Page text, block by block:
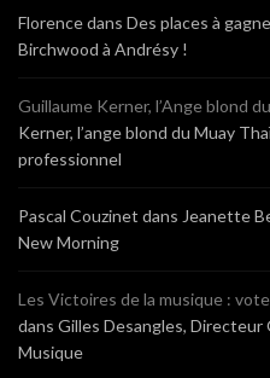
Florencedans Des places à
Birchwood à Andrésy !
Guillaume Kerner, l’Ange blond
Kerner, l’ange blond du Muay
professionnel
Pascal Couzinet dans Jeanette
New Morning
Les Victoires de la musique :
dans Gilles Desangles, Directeur
Musique